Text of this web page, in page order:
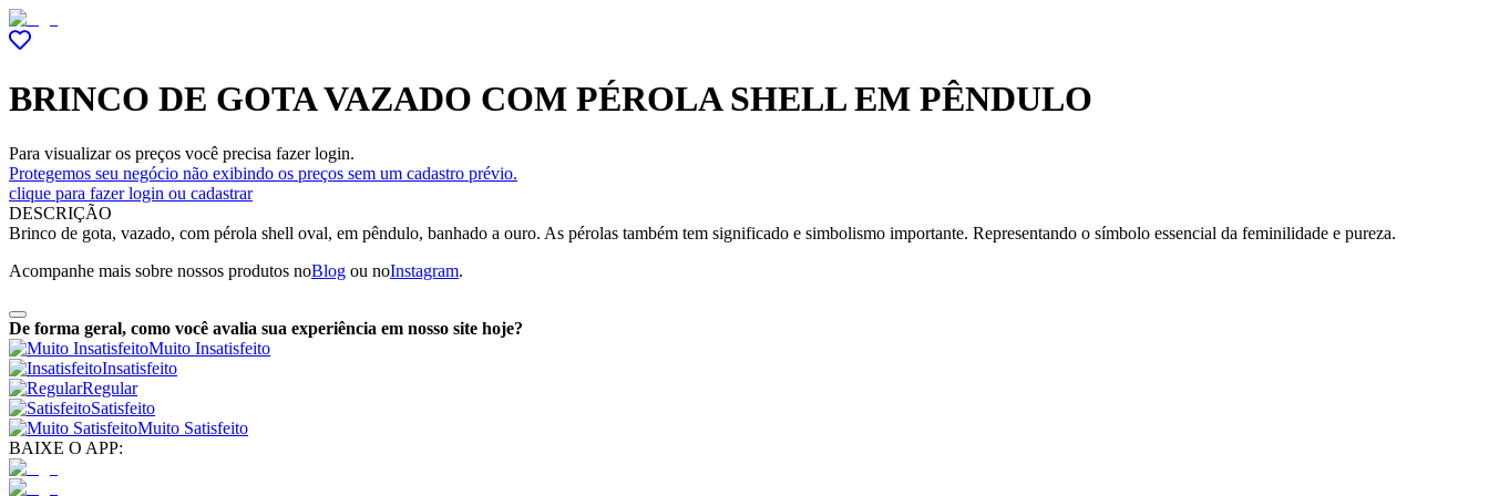
BRINCO DE GOTA VAZADO COM PÉROLA SHELL EM PÊNDULO
Para visualizar os preços você precisa fazer login.
Protegemos seu negócio não exibindo os preços sem um cadastro prévio.
clique para fazer login ou cadastrar
DESCRIÇÃO
Brinco de gota, vazado, com pérola shell oval, em pêndulo, banhado a ouro. As pérolas também tem significado e simbolismo importante. Representando o símbolo essencial da feminilidade e pureza.
Acompanhe mais sobre nossos produtos noBlog ou noInstagram.
De forma geral, como você avalia sua experiência em nosso site hoje?
Muito Insatisfeito
Insatisfeito
Regular
Satisfeito
Muito Satisfeito
BAIXE O APP: